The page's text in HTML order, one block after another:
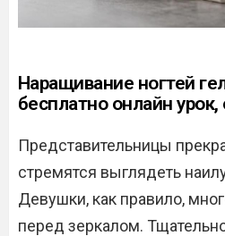
Наращивание ногтей
бесплатно онлайн
Представительницы
стремятся выглядеть
Девушки, как правило,
перед зеркалом.